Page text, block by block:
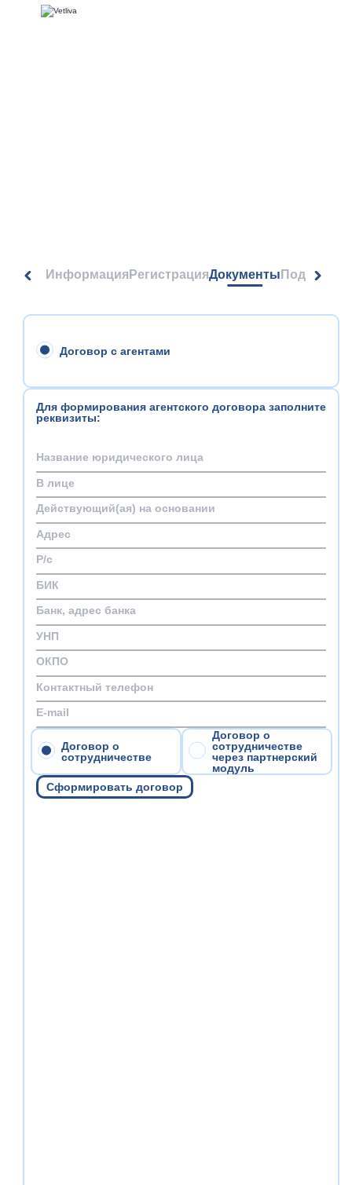
Информация РегистрацияДокументы Подписка
Договор с агентами
Для формирования агентского договора заполните
реквизиты:
Договор о
сотрудничестве
Договор о
сотрудничестве
через партнерский
модуль
Сформировать договор